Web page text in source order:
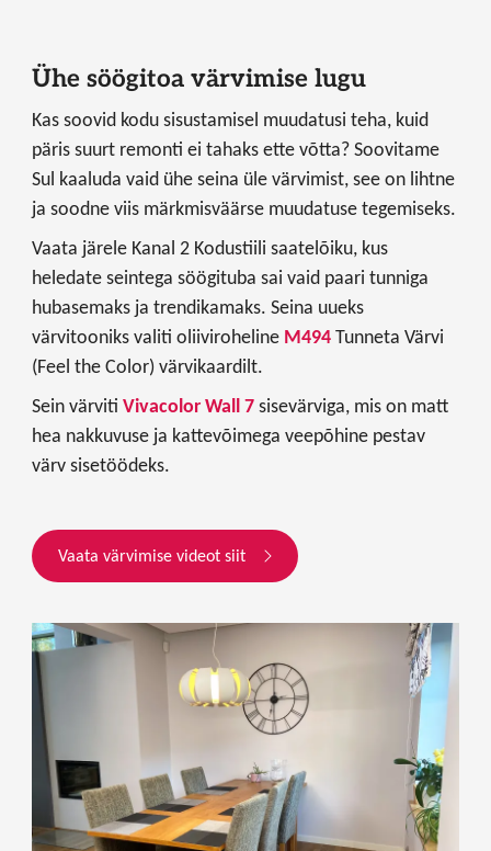
Ühe söögitoa värvimise lugu
Kas soovid kodu sisustamisel muudatusi teha, kuid
päris suurt remonti ei tahaks ette võtta? Soovitame
Sul kaaluda vaid ühe seina üle värvimist, see on lihtne
ja soodne viis märkmisväärse muudatuse tegemiseks.
Vaata järele Kanal 2 Kodustiili saatelõiku, kus
heledate seintega söögituba sai vaid paari tunniga
hubasemaks ja trendikamaks. Seina uueks
värvitooniks valiti oliiviroheline M494Tunneta Värvi
(Feel the Color) värvikaardilt.
Sein värviti Vivacolor Wall 7sisevärviga, mis on matt
hea nakkuvuse ja kattevõimega veepõhine pestav
värv sisetöödeks.
Vaata värvimise videot siit